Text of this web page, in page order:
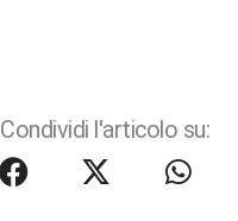
Condividi l'articolo su: